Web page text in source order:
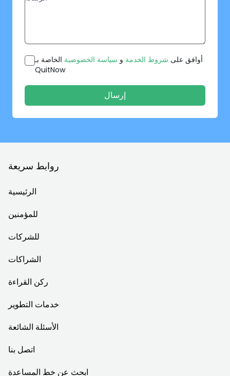
أوافق على شروط الخدمة و سياسة الخصوصية الخاصة بـ
QuitNow
إرسال
روابط سريعة
الرئيسية
للمؤمنين
للشركات
الشراكات
ركن القراءة
خدمات التطوير
الأسئلة الشائعة
اتصل بنا
ابحث عن خط المساعدة